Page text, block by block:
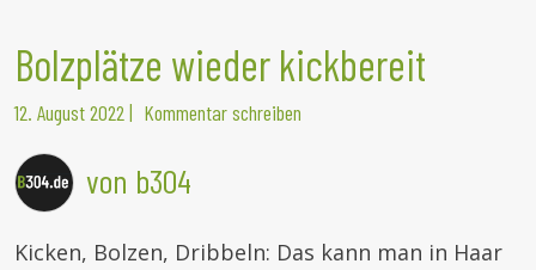
Bolzplätze wieder kickbereit
12. August 2022 | Kommentar schreiben
von b304
Kicken, Bolzen, Dribbeln: Das kann man in Haar